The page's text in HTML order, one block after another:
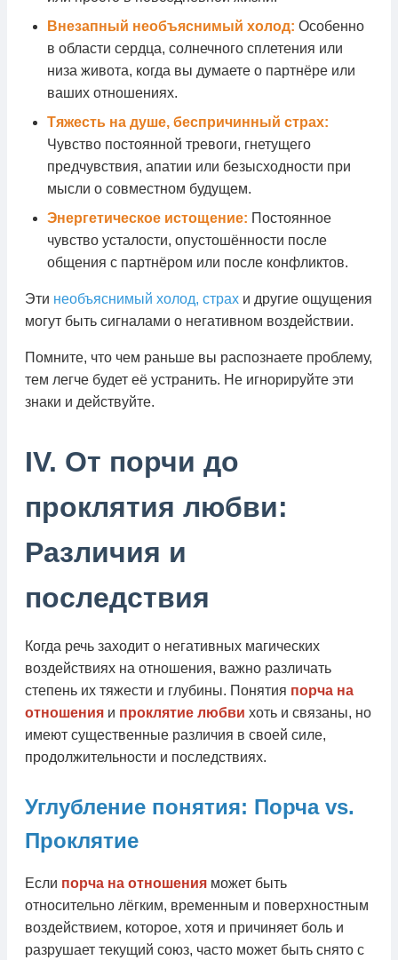
Внезапный необъяснимый холод: Особенно
в области сердца, солнечного сплетения или
низа живота, когда вы думаете о партнёре или
ваших отношениях.
Тяжесть на душе, беспричинный страх:
Чувство постоянной тревоги, гнетущего
предчувствия, апатии или безысходности при
мысли о совместном будущем.
Энергетическое истощение: Постоянное
чувство усталости, опустошённости после
общения с партнёром или после конфликтов.
Эти необъяснимый холод, страх и другие ощущения
могут быть сигналами о негативном воздействии.
Помните, что чем раньше вы распознаете проблему,
тем легче будет её устранить. Не игнорируйте эти
знаки и действуйте.
IV. От порчи до
проклятия любви:
Различия и
последствия
Когда речь заходит о негативных магических
воздействиях на отношения, важно различать
степень их тяжести и глубины. Понятия порча на
отношения и проклятие любви хоть и связаны, но
имеют существенные различия в своей силе,
продолжительности и последствиях.
Углубление понятия: Порча vs.
Проклятие
Если порча на отношения может быть
относительно лёгким, временным и поверхностным
воздействием, которое, хотя и причиняет боль и
разрушает текущий союз, часто может быть снято с